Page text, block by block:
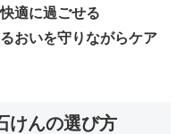
適に過ごせる
おいを守りながらケア
けんの選び方